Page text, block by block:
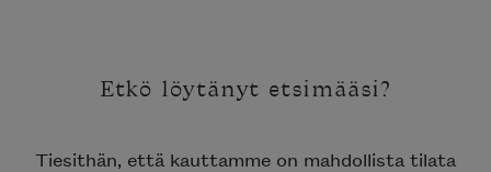
Etkö löytänyt etsimääsi?
Tiesithän, että kauttamme on mahdollista tilata